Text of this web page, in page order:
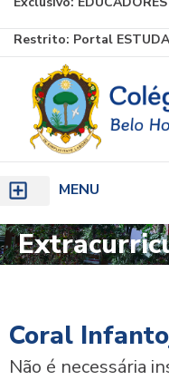
para
conteúdo
Restrito: Portal
MENU
Coral
Não é necessária